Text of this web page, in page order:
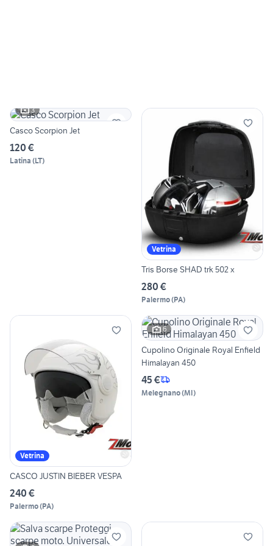
3
Casco Scorpion Jet
120 €
Latina (LT)
Vetrina
Tris Borse SHAD trk 502 x
280 €
Palermo(PA)
Vetrina
CASCO JUSTIN BIEBER VESPA
240 €
Palermo(PA)
6
Cupolino Originale Royal Enfield
Himalayan 450
45 €
Melegnano(MI)